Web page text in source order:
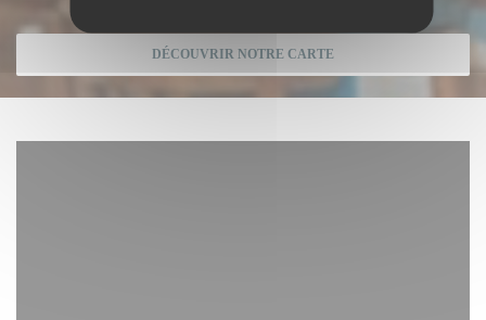
DÉCOUVRIR NOTRE CARTE